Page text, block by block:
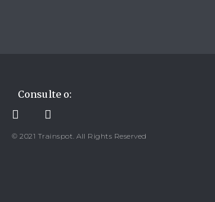
Consulte o:
© 2021 Trainspot. All Rights Reserved